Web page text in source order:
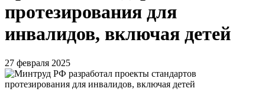
протезирования для
инвалидов, включая детей
27 февраля 2025